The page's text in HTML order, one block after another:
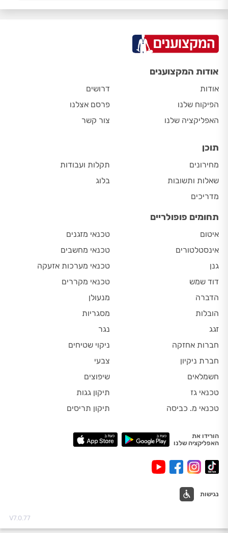
אודות המקצוענים
אודות
הפיקוח שלנו
האפליקציה שלנו
דרושים
פרסם אצלנו
צור קשר
תוכן
מחירונים
שאלות ותשובות
מדריכים
תקלות ועבודות
בלוג
תחומים פופולריים
איטום
אינסטלטורים
גנן
דוד שמש
הדברה
הובלות
זגג
חברות אחזקה
חברת ניקיון
חשמלאים
טכנאי גז
טכנאי מ. כביסה
טכנאי מזגנים
טכנאי מחשבים
טכנאי מערכות אזעקה
טכנאי מקררים
מנעולן
מסגריות
נגר
ניקוי שטיחים
צבעי
שיפוצים
תיקון גגות
תיקון תריסים
הורידו את
האפליקציה שלנו
נגישות
V7.0.77